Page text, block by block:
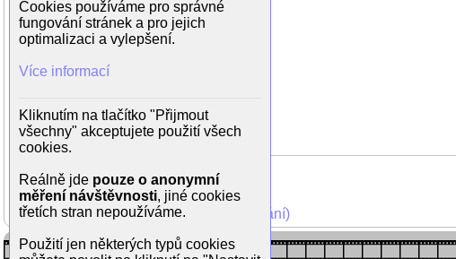
Daniel Dhubert (autobusový inspektor)
Nathalie Galán (dívka v Butiku)
Eric Gonzales (kuchař)
Boris Bergman (Oscarův Kamarád)
Heavon Grant (Basil)
Charlene (šlapka)
Mohli jste vidět v TV (zobrazit starší vysílání)
Cookies používáme pro správné
fungování stránek a pro jejich
optimalizaci a vylepšení.
Více informací
Kliknutím na tlačítko "Přijmout
všechny" akceptujete použití všech
cookies.
Reálně jde pouze o anonymní
měření návštěvnosti, jiné cookies
třetích stran nepoužíváme.
Použití jen některých typů cookies